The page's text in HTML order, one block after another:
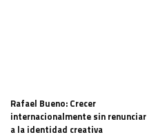
Rafael Bueno: Crecer
internacionalmente sin renunciar
a la identidad creativa